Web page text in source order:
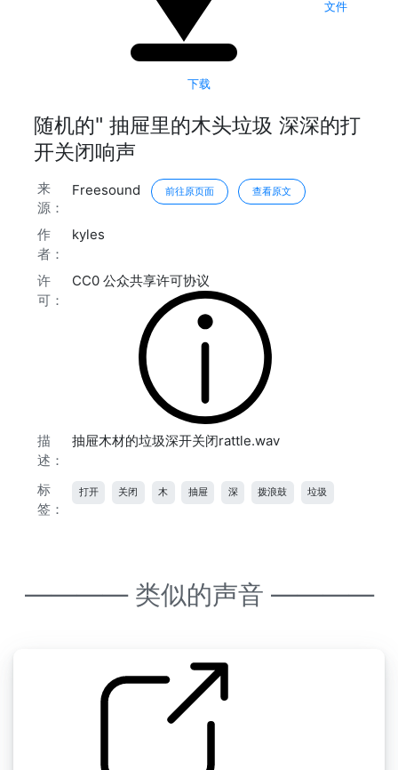
文件
下载
随机的" 抽屉里的木头垃圾 深深的打
开关闭响声
来
源：
Freesound 前往原页面 查看原文
作
者：
kyles
许
可：
CC0 公众共享许可协议
描
述：
抽屉木材的垃圾深开关闭rattle.wav
标
签：
打开 关闭 木 抽屉 深 拨浪鼓 垃圾
———— 类似的声音 ————